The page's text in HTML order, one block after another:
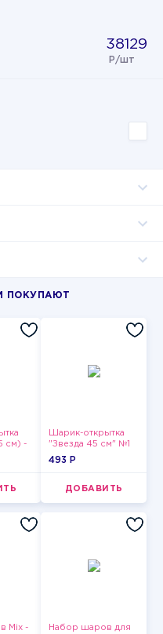
38129
Р/шт
ПОКУПАЮТ
см) -
Шарик-открытка
"Звезда 45 см" №1
493 P
ДОБАВИТЬ
Mix -
Набор шаров для